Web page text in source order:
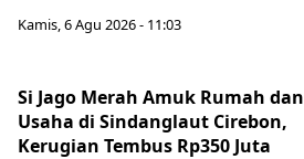
Kamis, 6 Agu 2026 - 11:03
Si Jago Merah Amuk Rumah dan
Usaha di Sindanglaut Cirebon,
Kerugian Tembus Rp350 Juta